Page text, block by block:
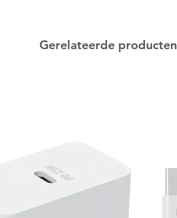
Card Game Live
Gerelateerde producten